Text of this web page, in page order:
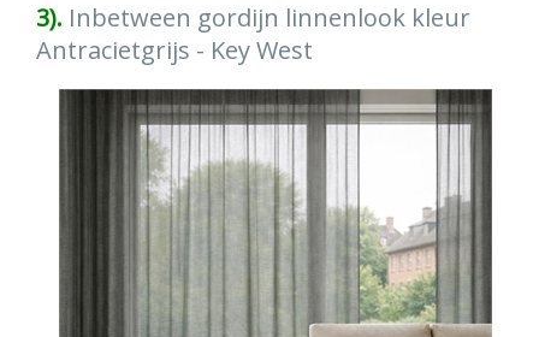
3). Inbetween gordijn linnenlook kleur
Antracietgrijs - Key West